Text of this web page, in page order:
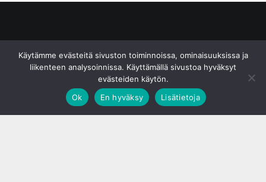
Käytämme evästeitä sivuston toiminnoissa, ominaisuuksissa ja
liikenteen analysoinnissa. Käyttämällä sivustoa hyväksyt
evästeiden käytön.
Ok
En hyväksy Lisätietoja